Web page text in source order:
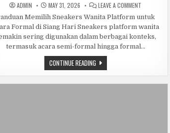
ADMIN MAY 31, 2026 LEAVE A COMMENT
MEMILIH
SNEAKERS
WANITA
PLATFORM
UNTUK
ACARA
Memilih Sneakers Wanita Platform untuk
Formal di Siang Hari Sneakers platform wanita
sering digunakan dalam berbagai konteks,
termasuk acara semi-formal hingga formal…
CONTINUE READINGCARA
MEMILIH
SNEAKERS